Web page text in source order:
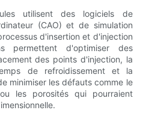
utilisent des logiciels de
(CAO) et de simulation
d'insertion et d'injection
permettent d'optimiser des
des points d'injection, la
de refroidissement et la
minimiser les défauts comme le
les porosités qui pourraient